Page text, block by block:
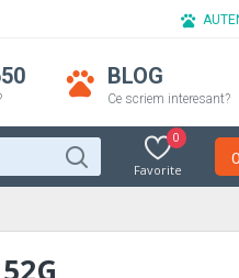
BLOG
Ce scriem interesant?
Favorite
0